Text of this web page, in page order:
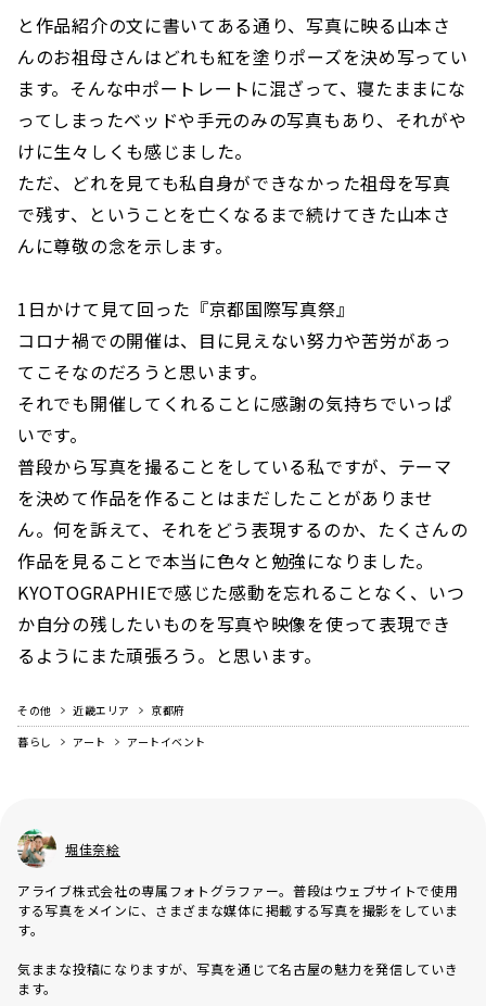
と作品紹介の文に書いてある通り、写真に映る山本さ
んのお祖母さんはどれも紅を塗りポーズを決め写ってい
ます。そんな中ポートレートに混ざって、寝たままにな
ってしまったベッドや手元のみの写真もあり、それがや
けに生々しくも感じました。
ただ、どれを見ても私自身ができなかった祖母を写真
で残す、ということを亡くなるまで続けてきた山本さ
んに尊敬の念を示します。
1日かけて見て回った『京都国際写真祭』
コロナ禍での開催は、目に見えない努力や苦労があっ
てこそなのだろうと思います。
それでも開催してくれることに感謝の気持ちでいっぱ
いです。
普段から写真を撮ることをしている私ですが、テーマ
を決めて作品を作ることはまだしたことがありませ
ん。何を訴えて、それをどう表現するのか、たくさんの
作品を見ることで本当に色々と勉強になりました。
KYOTOGRAPHIEで感じた感動を忘れることなく、いつ
か自分の残したいものを写真や映像を使って表現でき
るようにまた頑張ろう。と思います。
その他 近畿エリア
京都府
暮らし
アート アートイベント
堀佳奈絵
アライブ株式会社の専属フォトグラファー。普段はウェブサイトで使用
する写真をメインに、さまざまな媒体に掲載する写真を撮影をしていま
す。
気ままな投稿になりますが、写真を通じて名古屋の魅力を発信していき
ます。